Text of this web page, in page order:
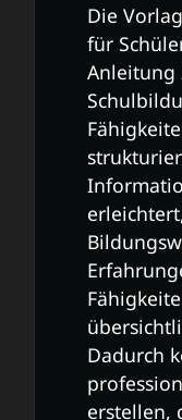
Die
für
Anleitung
Dadurch
erstellen,